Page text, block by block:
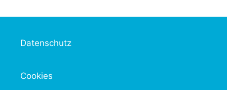
Datenschutz
Cookies